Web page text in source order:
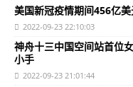
美国新冠疫情期间456亿
2022-09-23 22:10:03
神舟十三中国空间站首位
小手
2022-09-23 21:01:44